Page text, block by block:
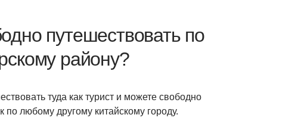
путешествовать по
району?
туда как турист и можете свободно
по любому другому китайскому городу.